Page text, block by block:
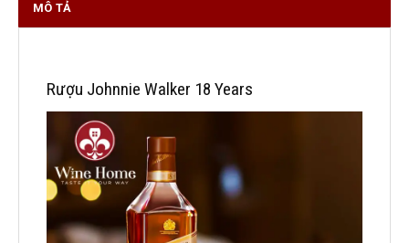
MÔ TẢ
Rượu Johnnie Walker 18 Years